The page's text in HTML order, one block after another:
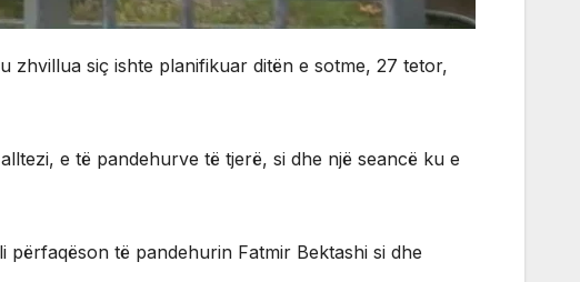
zhvillua siç ishte planifikuar ditën e sotme, 27 tetor,
e të pandehurve të tjerë, si dhe një seancë ku e
përfaqëson të pandehurin Fatmir Bektashi si dhe